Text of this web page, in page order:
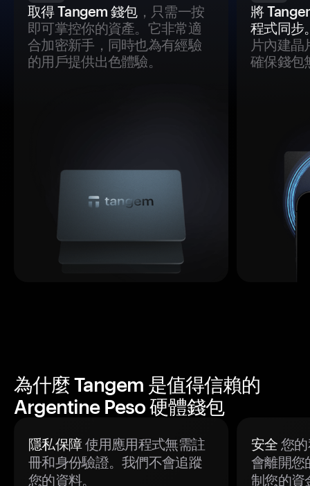
取得 Tangem 錢包，只需一按
即可掌控你的資產。它非常適
合加密新手，同時也為有經驗
的用戶提供出色體驗。
將
程式同步
片內建晶
確保錢包
為什麼 Tangem 是值得信賴的
Argentine Peso 硬體錢包
隱私保障使用應用程式無需註
冊和身份驗證。我們不會追蹤
您的資料。
安全 您
會離開您
制您的資